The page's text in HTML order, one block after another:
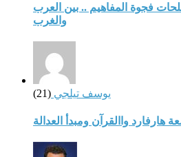
فجوة المفاهيم .. بين العرب
والغرب
يوسف تيلجي (21)
هارفارد واالقرآن ومبدأ العدالة